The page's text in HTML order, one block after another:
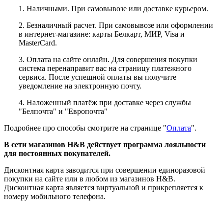
1. Наличными. При самовывозе или доставке курьером.
2. Безналичный расчет. При самовывозе или оформлении
в интернет-магазине: карты Белкарт, МИР, Visa и
MasterCard.
3. Оплата на сайте онлайн. Для совершения покупки
система перенаправит вас на страницу платежного
сервиса. После успешной оплаты вы получите
уведомление на электронную почту.
4. Наложенный платёж при доставке через службы
"Белпочта" и "Европочта"
Подробнее про способы смотрите на странице "Оплата".
В сети магазинов H&B действует программа лояльности
для постоянных покупателей.
Дисконтная карта заводится при совершении единоразовой
покупки на сайте или в любом из магазинов H&B.
Дисконтная карта является виртуальной и прикрепляется к
номеру мобильного телефона.